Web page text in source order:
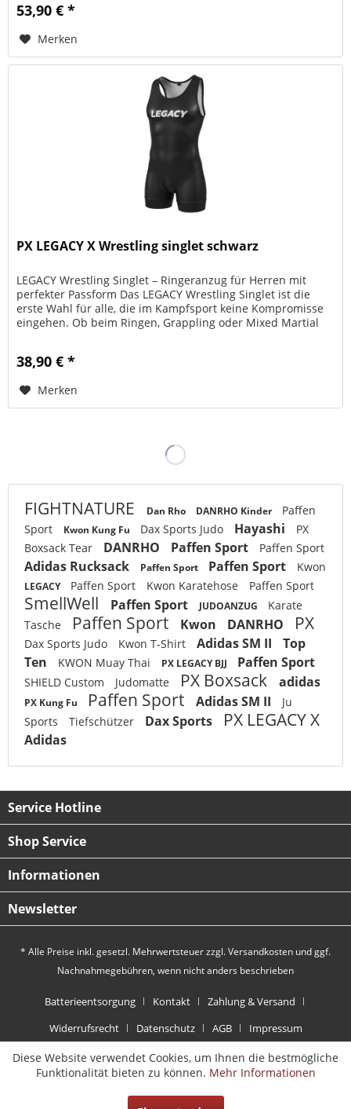
53,90 € *
Merken
PX LEGACY X Wrestling singlet schwarz
LEGACY Wrestling Singlet – Ringeranzug für Herren mit
perfekter Passform Das LEGACY Wrestling Singlet ist die
erste Wahl für alle, die im Kampfsport keine Kompromisse
eingehen. Ob beim Ringen, Grappling oder Mixed Martial
38,90 € *
Merken
FIGHTNATURE Dan Rho DANRHO Kinder
Paffen
Sport
Kwon Kung Fu Dax Sports Judo Hayashi
PX
Boxsack Tear
DANRHO Paffen Sport Paffen Sport
Adidas Rucksack Paffen Sport Paffen Sport Kwon
LEGACY Paffen Sport Kwon Karatehose Paffen Sport
SmellWell Paffen Sport JUDOANZUG
Karate
Tasche
Paffen Sport Kwon DANRHO PX
Dax Sports Judo Kwon T-Shirt Adidas SM II
Top
Ten
KWON Muay Thai PX LEGACY BJJ Paffen Sport
SHIELD Custom Judomatte PX Boxsack adidas
PX Kung Fu Paffen Sport Adidas SM II
Ju
Sports
Tiefschützer Dax Sports PX LEGACY X
Adidas
Service Hotline
Shop Service
Informationen
Newsletter
* Alle Preise inkl. gesetzl. Mehrwertsteuer zzgl.Versandkosten und ggf.
Nachnahmegebühren, wenn nicht anders beschrieben
Batterieentsorgung Kontakt
Zahlung & Versand
Widerrufsrecht
Datenschutz AGB Impressum
Diese Website verwendet Cookies, um Ihnen die bestmögliche
Funktionalität bieten zu können. Mehr Informationen